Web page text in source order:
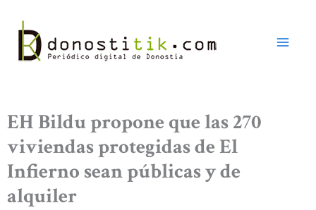
contenido
EH Bildu propone que las 270
viviendas protegidas de El
Infierno sean públicas y de
alquiler